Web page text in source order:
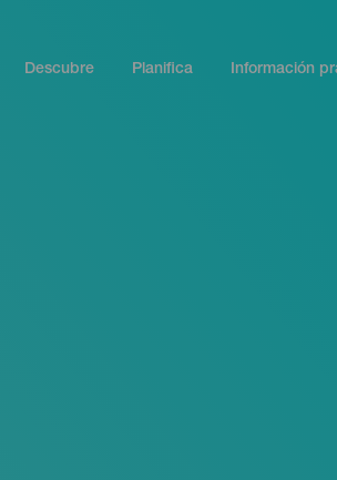
Descubre Planifica Información